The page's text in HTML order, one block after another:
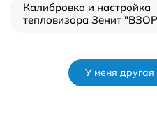
Калибровка и настройка
тепловизора Зенит
У меня другая